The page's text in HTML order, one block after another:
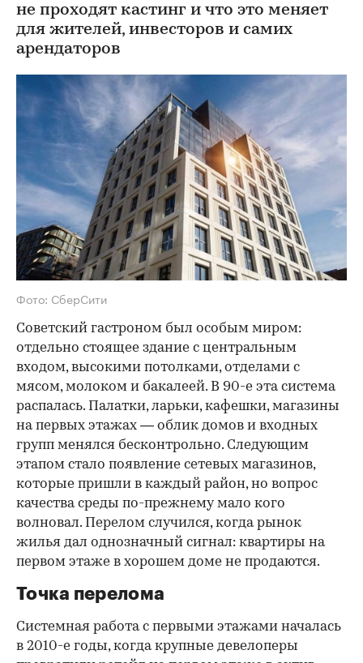
не проходят кастинг и что это меняет
для жителей, инвесторов и самих
арендаторов
Фото: СберСити
Советский гастроном был особым миром:
отдельно стоящее здание с центральным
входом, высокими потолками, отделами с
мясом, молоком и бакалеей. В 90-е эта система
распалась. Палатки, ларьки, кафешки, магазины
на первых этажах — облик домов и входных
групп менялся бесконтрольно. Следующим
этапом стало появление сетевых магазинов,
которые пришли в каждый район, но вопрос
качества среды по-прежнему мало кого
волновал. Перелом случился, когда рынок
жилья дал однозначный сигнал: квартиры на
первом этаже в хорошем доме не продаются.
Точка перелома
Системная работа с первыми этажами началась
в 2010-е годы, когда крупные девелоперы